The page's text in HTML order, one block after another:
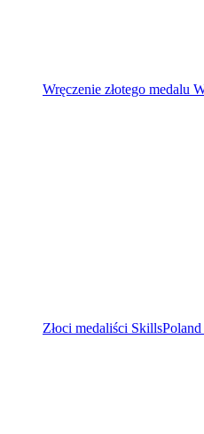
Wręczenie złotego medalu
Złoci medaliści